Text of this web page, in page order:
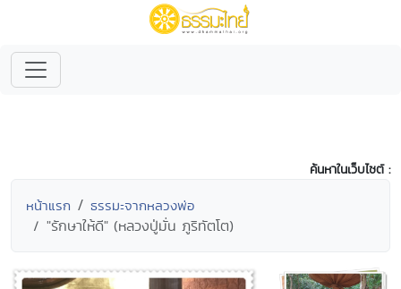
ค้นหาในเว็บไซต์ :
หน้าแรก ธรรมะจากหลวงพ่อ
"รักษาให้ดี" (หลวงปู่มั่น ภูริทัตโต)